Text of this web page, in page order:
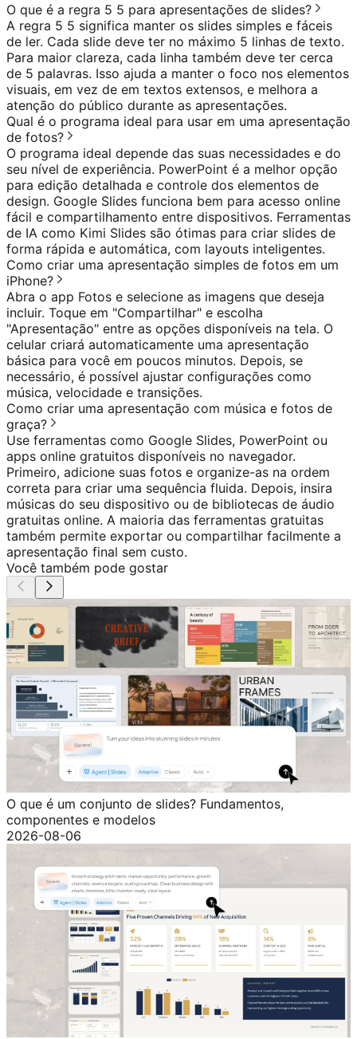
O que é a regra 5 5 para apresentações de slides?
A regra 5 5 significa manter os slides simples e fáceis
de ler. Cada slide deve ter no máximo 5 linhas de texto.
Para maior clareza, cada linha também deve ter cerca
de 5 palavras. Isso ajuda a manter o foco nos elementos
visuais, em vez de em textos extensos, e melhora a
atenção do público durante as apresentações.
Qual é o programa ideal para usar em uma apresentação
de fotos?
O programa ideal depende das suas necessidades e do
seu nível de experiência. PowerPoint é a melhor opção
para edição detalhada e controle dos elementos de
design. Google Slides funciona bem para acesso online
fácil e compartilhamento entre dispositivos. Ferramentas
de IA como Kimi Slides são ótimas para criar slides de
forma rápida e automática, com layouts inteligentes.
Como criar uma apresentação simples de fotos em um
iPhone?
Abra o app Fotos e selecione as imagens que deseja
incluir. Toque em "Compartilhar" e escolha
"Apresentação" entre as opções disponíveis na tela. O
celular criará automaticamente uma apresentação
básica para você em poucos minutos. Depois, se
necessário, é possível ajustar configurações como
música, velocidade e transições.
Como criar uma apresentação com música e fotos de
graça?
Use ferramentas como Google Slides, PowerPoint ou
apps online gratuitos disponíveis no navegador.
Primeiro, adicione suas fotos e organize-as na ordem
correta para criar uma sequência fluida. Depois, insira
músicas do seu dispositivo ou de bibliotecas de áudio
gratuitas online. A maioria das ferramentas gratuitas
também permite exportar ou compartilhar facilmente a
apresentação final sem custo.
Você também pode gostar
O que é um conjunto de slides? Fundamentos,
componentes e modelos
2026-08-06